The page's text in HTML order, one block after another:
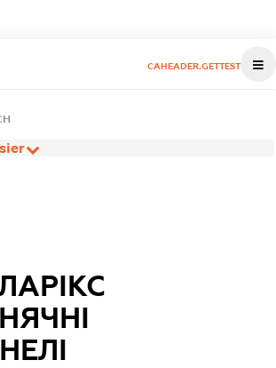
CAHEADER.GETTEST